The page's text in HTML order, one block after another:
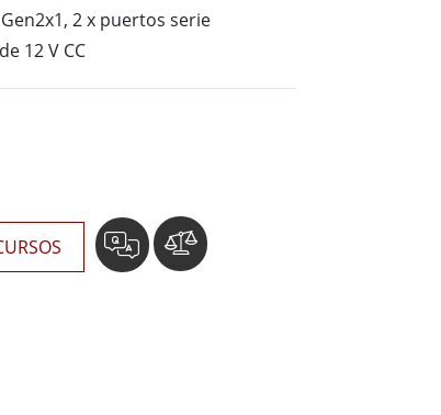
Grado de Acero Inoxidable
2 x puertos serie
12 V CC